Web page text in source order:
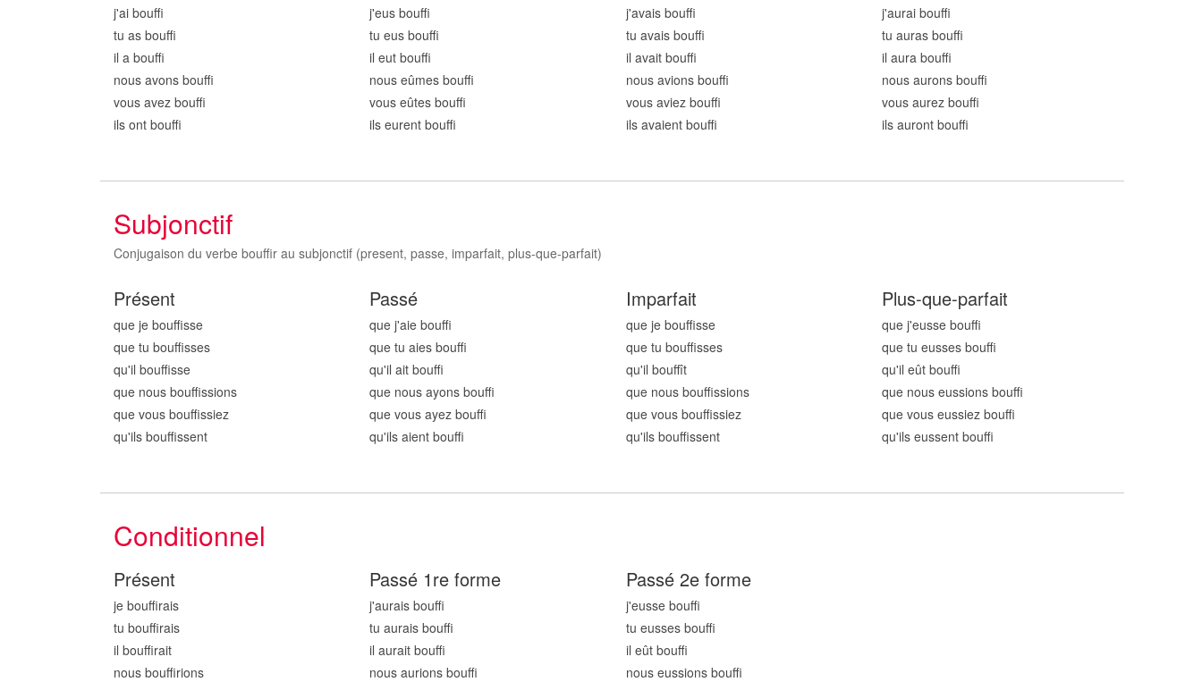
j'ai bouff
tu as bouff
il a bouff
nous avons bouff
vous avez bouff
ils ont bouff
j'eus bouff
tu eus bouff
il eut bouff
nous eûmes bouff
vous eûtes bouff
ils eurent bouff
j'avais bouff
tu avais bouff
il avait bouff
nous avions bouff
vous aviez bouff
ils avaient bouff
j'aurai bouff
tu auras bouff
il aura bouff
nous aurons bouff
vous aurez bouff
ils auront bouff
Subjonctif
Conjugaison du verbe bouffir au subjonctif (present, passe, imparfait, plus-que-parfait)
Présent
que je bouffisse
que tu bouffisses
qu'il bouffisse
que nous bouffissions
que vous bouffissiez
qu'ils bouffissent
Passé
que j'aie bouff
que tu aies bouff
qu'il ait bouff
que nous ayons bouff
que vous ayez bouff
qu'ils aient bouff
Imparfait
que je bouffisse
que tu bouffisses
qu'il bouffît
que nous bouffissions
que vous bouffissiez
qu'ils bouffissent
Plus-que-parfait
que j'eusse bouff
que tu eusses bouff
qu'il eût bouff
que nous eussions bouff
que vous eussiez bouff
qu'ils eussent bouff
Conditionnel
Présent
je bouffirais
tu bouffirais
il bouffirait
nous bouffirions
Passé 1re forme
j'aurais bouff
tu aurais bouff
il aurait bouff
nous aurions bouff
Passé 2e forme
j'eusse bouff
tu eusses bouff
il eût bouff
nous eussions bouff